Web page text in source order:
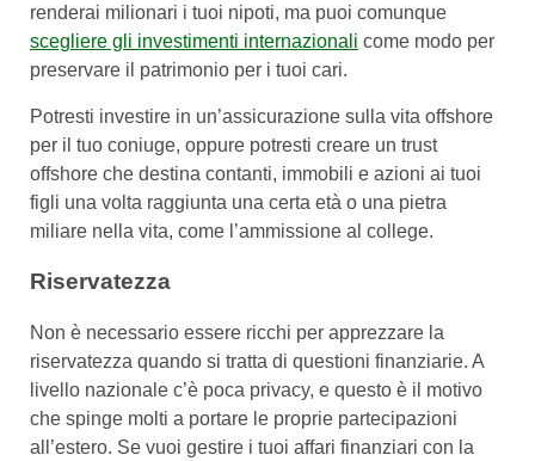
renderai milionari i tuoi nipoti, ma puoi comunque
scegliere gli investimenti internazionali come modo per
preservare il patrimonio per i tuoi cari.
Potresti investire in un’assicurazione sulla vita offshore
per il tuo coniuge, oppure potresti creare un trust
offshore che destina contanti, immobili e azioni ai tuoi
figli una volta raggiunta una certa età o una pietra
miliare nella vita, come l’ammissione al college.
Riservatezza
Non è necessario essere ricchi per apprezzare la
riservatezza quando si tratta di questioni finanziarie. A
livello nazionale c’è poca privacy, e questo è il motivo
che spinge molti a portare le proprie partecipazioni
all’estero. Se vuoi gestire i tuoi affari finanziari con la